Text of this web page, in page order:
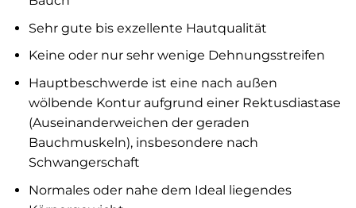
Sehr gute bis exzellente Hautqualität
Keine oder nur sehr wenige Dehnungsstreifen
Hauptbeschwerde ist eine nach außen
wölbende Kontur aufgrund einer Rektusdiastase
(Auseinanderweichen der geraden
Bauchmuskeln), insbesondere nach
Schwangerschaft
Normales oder nahe dem Ideal liegendes